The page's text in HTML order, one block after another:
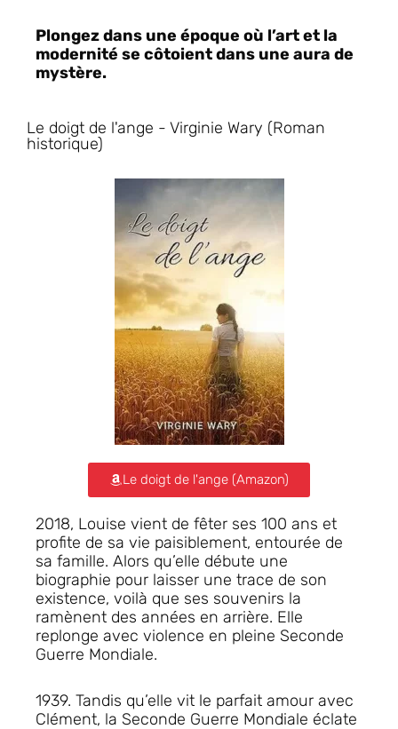
Plongez dans une époque où l’art et la
modernité se côtoient dans une aura de
mystère.
Le doigt de l'ange - Virginie Wary (Roman
historique)
Le doigt de l'ange (Amazon)
2018, Louise vient de fêter ses 100 ans et
profite de sa vie paisiblement, entourée de
sa famille. Alors qu’elle débute une
biographie pour laisser une trace de son
existence, voilà que ses souvenirs la
ramènent des années en arrière. Elle
replonge avec violence en pleine Seconde
Guerre Mondiale.
1939. Tandis qu’elle vit le parfait amour avec
Clément, la Seconde Guerre Mondiale éclate